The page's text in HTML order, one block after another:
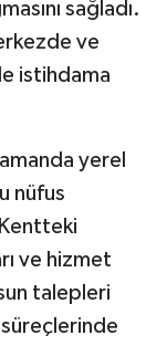
sağladı.
ve
istihdama
yerel
nüfus
ve hizmet
talepleri